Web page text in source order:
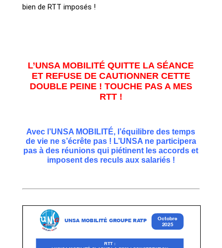
bien de RTT imposés !
L’UNSA MOBILITÉ QUITTE LA SÉANCE
ET REFUSE DE CAUTIONNER CETTE
DOUBLE PEINE ! TOUCHE PAS A MES
RTT !
Avec l’UNSA MOBILITÉ, l’équilibre des temps
de vie ne s’écrête pas ! L’UNSA ne participera
pas à des réunions qui piétinent les accords et
imposent des reculs aux salariés !